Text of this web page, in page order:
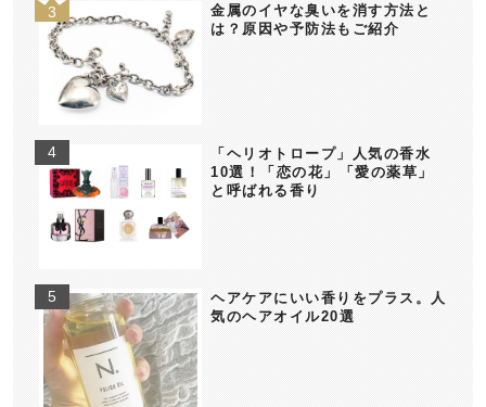
金属のイヤな臭いを消す方法と
は？原因や予防法もご紹介
「ヘリオトロープ」人気の香水
10選！「恋の花」「愛の薬草」
と呼ばれる香り
ヘアケアにいい香りをプラス。人
気のヘアオイル20選